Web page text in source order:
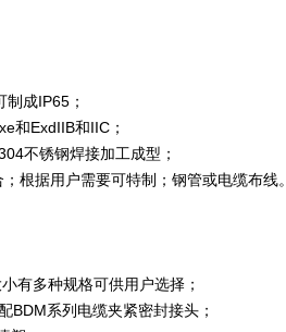
成IP65；
和ExdIIB和IIC；
不锈钢焊接加工成型；
根据用户需要可特制；钢管或电缆布线。
有多种规格可供用户选择；
BDM系列电缆夹紧密封接头；